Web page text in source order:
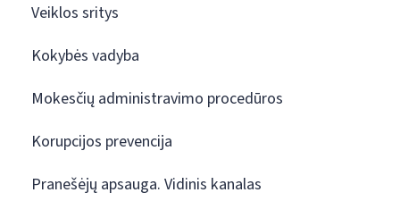
Veiklos sritys
Kokybės vadyba
Mokesčių administravimo procedūros
Korupcijos prevencija
Pranešėjų apsauga. Vidinis kanalas